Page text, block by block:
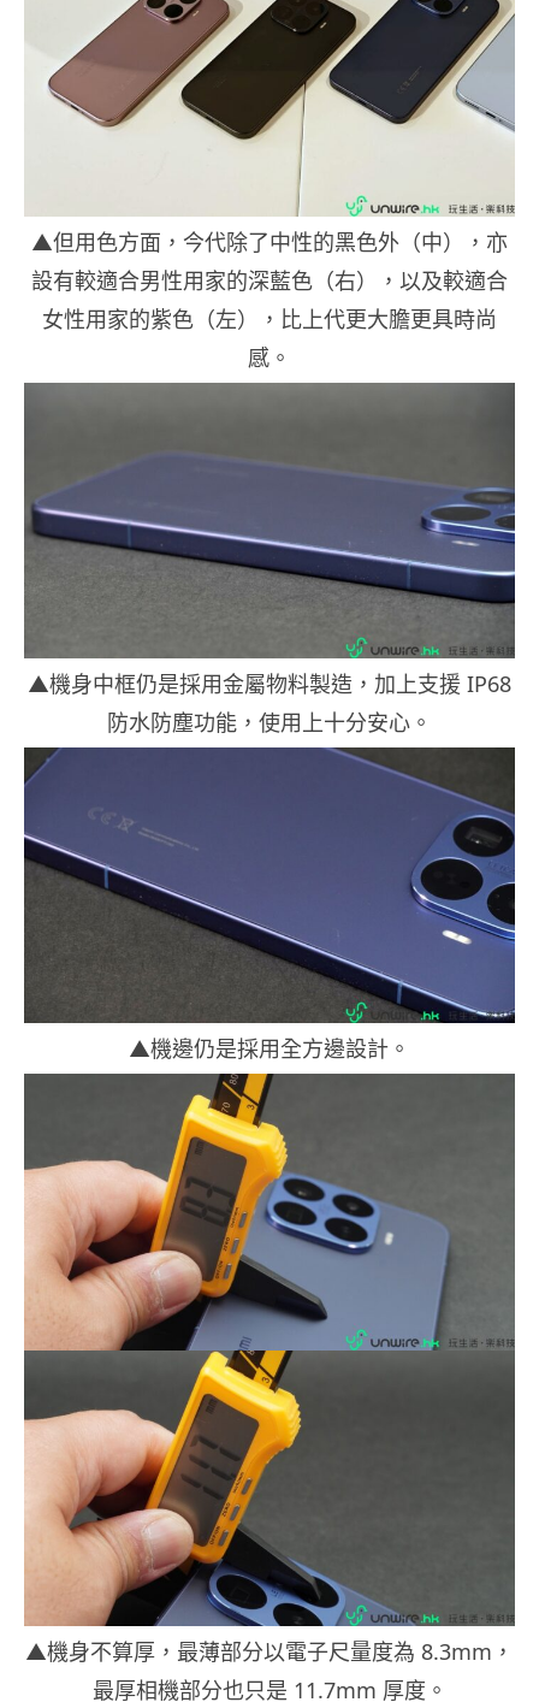
▲但用色方面，今代除了中性的黑色外（中），亦
設有較適合男性用家的深藍色（右），以及較適合
女性用家的紫色（左），比上代更大膽更具時尚
感。
▲機身中框仍是採用金屬物料製造，加上支援 IP68
防水防塵功能，使用上十分安心。
▲機邊仍是採用全方邊設計。
▲機身不算厚，最薄部分以電子尺量度為 8.3mm，
最厚相機部分也只是 11.7mm 厚度。